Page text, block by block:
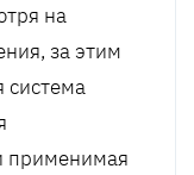
на
за этим
система
применимая